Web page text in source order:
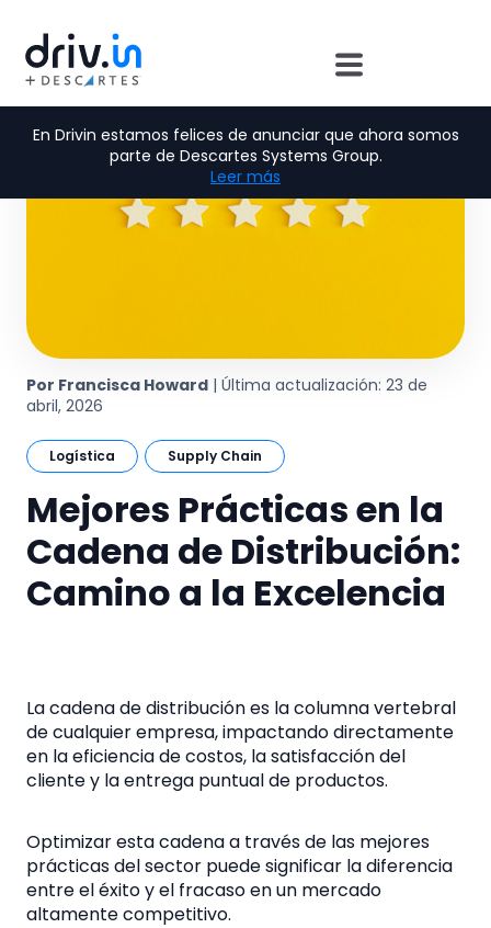
En Drivin estamos felices de anunciar que ahora somos
parte de Descartes Systems Group.
Leer más
Por Francisca Howard | Última actualización: 23 de
abril, 2026
Logística Supply Chain
Mejores Prácticas en la
Cadena de Distribución:
Camino a la Excelencia
La cadena de distribución es la columna vertebral
de cualquier empresa, impactando directamente
en la eficiencia de costos, la satisfacción del
cliente y la entrega puntual de productos.
Optimizar esta cadena a través de las mejores
prácticas del sector puede significar la diferencia
entre el éxito y el fracaso en un mercado
altamente competitivo.